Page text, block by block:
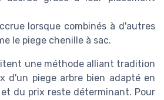
lorsque combinés à d'autres
le piege chenille à sac.
une méthode alliant tradition
d'un piege arbre bien adapté en
du prix reste déterminant. Pour